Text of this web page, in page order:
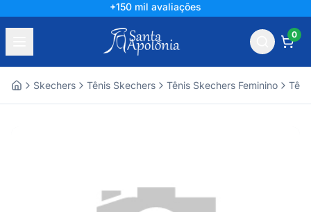
+150 mil avaliações
0
Skechers Tênis Skechers Tênis Skechers Feminino